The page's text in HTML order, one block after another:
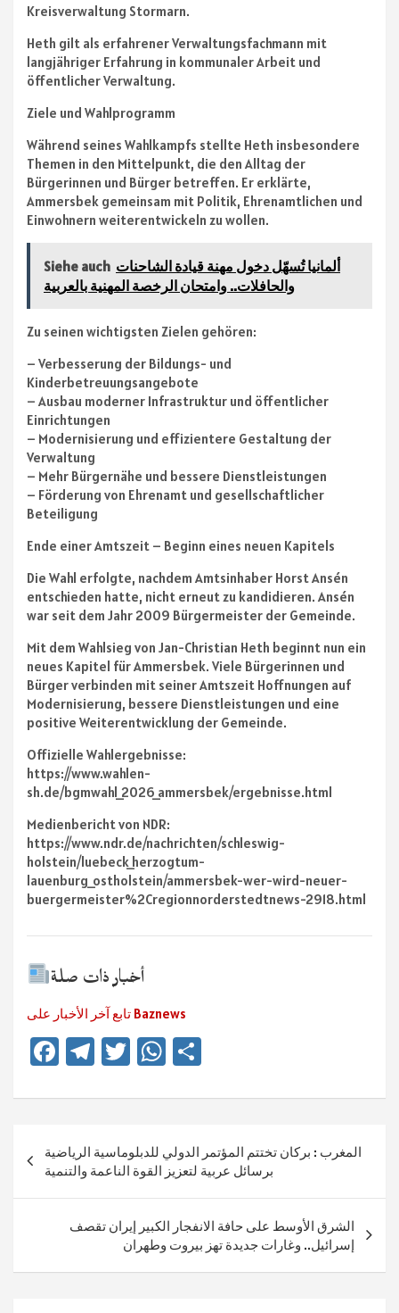
Kreisverwaltung Stormarn.
Heth gilt als erfahrener Verwaltungsfachmann mit
langjähriger Erfahrung in kommunaler Arbeit und
öffentlicher Verwaltung.
Ziele und Wahlprogramm
Während seines Wahlkampfs stellte Heth insbesondere
Themen in den Mittelpunkt, die den Alltag der
Bürgerinnen und Bürger betreffen. Er erklärte,
Ammersbek gemeinsam mit Politik, Ehrenamtlichen und
Einwohnern weiterentwickeln zu wollen.
Siehe auch ألمانيا تُسهّل دخول مهنة قيادة الشاحنات
والحافلات.. وامتحان الرخصة المهنية بالعربية
Zu seinen wichtigsten Zielen gehören:
– Verbesserung der Bildungs- und
Kinderbetreuungsangebote
– Ausbau moderner Infrastruktur und öffentlicher
Einrichtungen
– Modernisierung und effizientere Gestaltung der
Verwaltung
– Mehr Bürgernähe und bessere Dienstleistungen
– Förderung von Ehrenamt und gesellschaftlicher
Beteiligung
Ende einer Amtszeit – Beginn eines neuen Kapitels
Die Wahl erfolgte, nachdem Amtsinhaber Horst Ansén
entschieden hatte, nicht erneut zu kandidieren. Ansén
war seit dem Jahr 2009 Bürgermeister der Gemeinde.
Mit dem Wahlsieg von Jan-Christian Heth beginnt nun ein
neues Kapitel für Ammersbek. Viele Bürgerinnen und
Bürger verbinden mit seiner Amtszeit Hoffnungen auf
Modernisierung, bessere Dienstleistungen und eine
positive Weiterentwicklung der Gemeinde.
Offizielle Wahlergebnisse:
https://www.wahlen-
sh.de/bgmwahl_2026_ammersbek/ergebnisse.html
Medienbericht von NDR:
https://www.ndr.de/nachrichten/schleswig-
holstein/luebeck_herzogtum-
lauenburg_ostholstein/ammersbek-wer-wird-neuer-
buergermeister%2Cregionnorderstedtnews-2918.html
أخبار ذات صلة
تابع آخر الأخبار على Baznews
Fa
b
o
ok
Te
gr
m
T
tt
er
W
at
sA
p
p
n
المغرب : بركان تختتم المؤتمر الدولي للدبلوماسية الرياضية
برسائل عربية لتعزيز القوة الناعمة والتنمية
الشرق الأوسط على حافة الانفجار الكبير إيران تقصف
إسرائيل.. وغارات جديدة تهز بيروت وطهران